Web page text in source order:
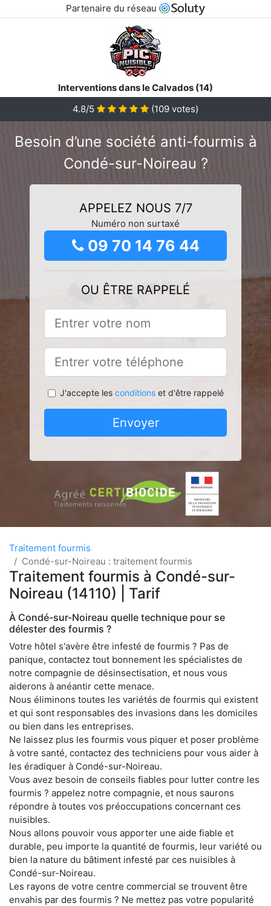
Partenaire du réseau
Interventions dans le Calvados (14)
4.8/5
(109 votes)
Besoin d’une société anti-fourmis à
Condé-sur-Noireau ?
APPELEZ NOUS 7/7
Numéro non surtaxé
09 70 14 76 44
OU ÊTRE RAPPELÉ
J'accepte les conditionset d'être rappelé
Envoyer
Traitement fourmis
Condé-sur-Noireau : traitement fourmis
Traitement fourmis à Condé-sur-
Noireau (14110) | Tarif
À Condé-sur-Noireau quelle technique pour se
délester des fourmis ?
Votre hôtel s'avère être infesté de fourmis ? Pas de
panique, contactez tout bonnement les spécialistes de
notre compagnie de désinsectisation, et nous vous
aiderons à anéantir cette menace.
Nous éliminons toutes les variétés de fourmis qui existent
et qui sont responsables des invasions dans les domiciles
ou bien dans les entreprises.
Ne laissez plus les fourmis vous piquer et poser problème
à votre santé, contactez des techniciens pour vous aider à
les éradiquer à Condé-sur-Noireau.
Vous avez besoin de conseils fiables pour lutter contre les
fourmis ? appelez notre compagnie, et nous saurons
répondre à toutes vos préoccupations concernant ces
nuisibles.
Nous allons pouvoir vous apporter une aide fiable et
durable, peu importe la quantité de fourmis, leur variété ou
bien la nature du bâtiment infesté par ces nuisibles à
Condé-sur-Noireau.
Les rayons de votre centre commercial se trouvent être
envahis par des fourmis ? Ne mettez pas votre popularité